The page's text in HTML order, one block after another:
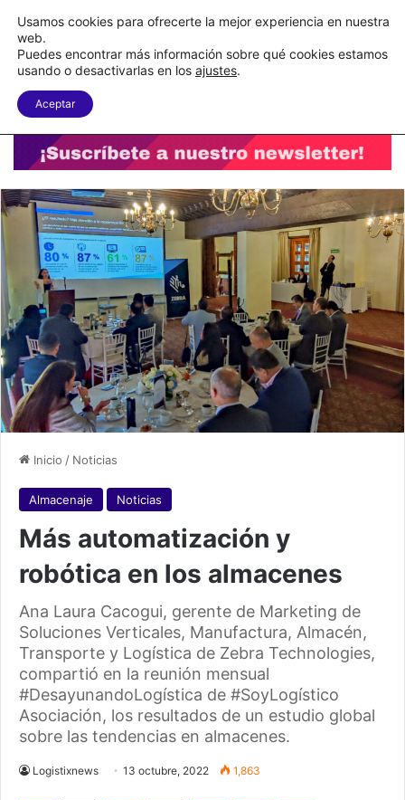
C&A México completa la implementación de su WMS en la nube
Menu
Inicio / Noticias
Almacenaje Noticias
Más automatización y
robótica en los almacenes
Ana Laura Cacogui, gerente de Marketing de
Soluciones Verticales, Manufactura, Almacén,
Transporte y Logística de Zebra Technologies,
compartió en la reunión mensual
#DesayunandoLogística de #SoyLogístico
Asociación, los resultados de un estudio global
sobre las tendencias en almacenes.
Logistixnews 13 octubre, 2022 1,863
Usamos cookies para ofrecerte la mejor experiencia en nuestra
web.
Puedes encontrar más información sobre qué cookies estamos
usando o desactivarlas en los ajustes.
Aceptar